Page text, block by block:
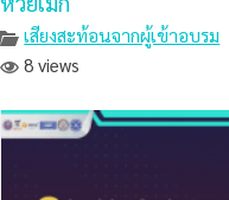
เสียงสะท้อนจากผู้เข้าอบรม
8 views